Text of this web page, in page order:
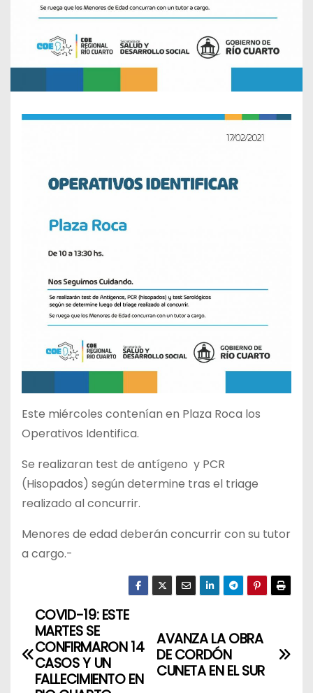
Este miércoles contenían en Plaza Roca los
Operativos Identifica.
Se realizaran test de antígeno y PCR
(Hisopados) según determine tras el triage
realizado al concurrir.
Menores de edad deberán concurrir con su tutor
a cargo.-
N
a
AVANZA LA OBRA
DE CORDÓN
CUNETA EN EL SUR
COVID-19: ESTE
MARTES SE
CONFIRMARON 14
CASOS Y UN
FALLECIMIENTO EN